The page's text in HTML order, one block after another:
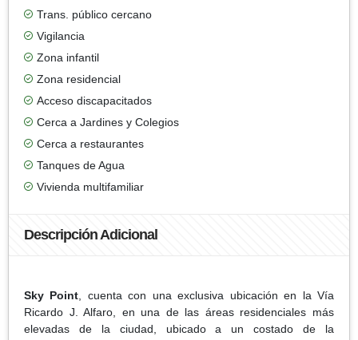
Trans. público cercano
Vigilancia
Zona infantil
Zona residencial
Acceso discapacitados
Cerca a Jardines y Colegios
Cerca a restaurantes
Tanques de Agua
Vivienda multifamiliar
Descripción Adicional
Sky Point , cuenta con una exclusiva ubicación en la Vía
Ricardo J. Alfaro, en una de las áreas residenciales más
elevadas de la ciudad, ubicado a un costado de la